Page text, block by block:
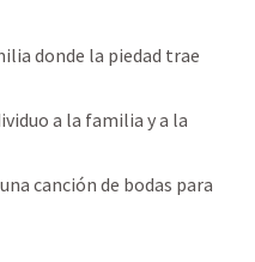
canción de bodas para